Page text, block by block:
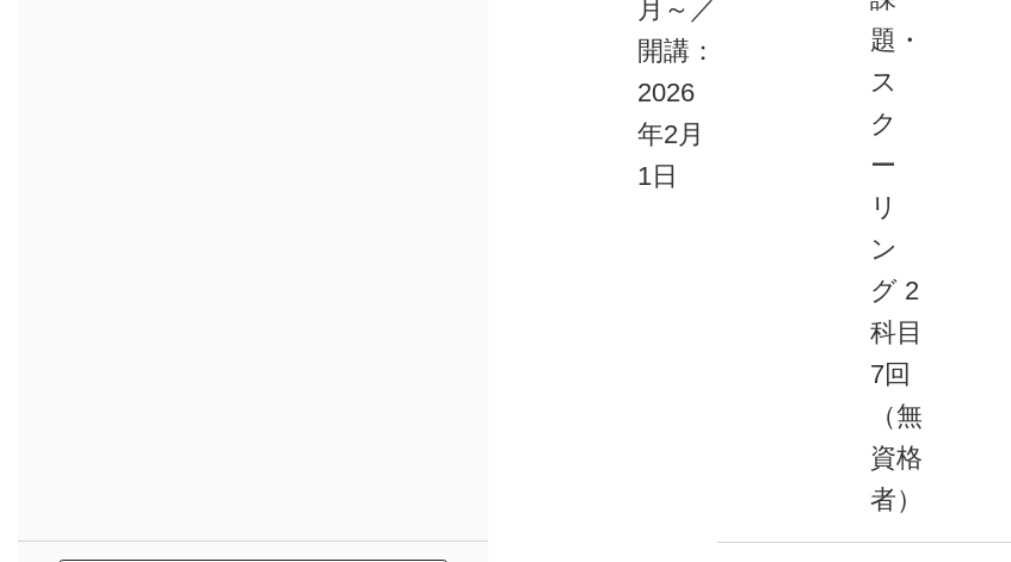
月～／
開講：
2026
年2月
1日
題・
ス
ク
ー
リ
ン
グ 2
科目
7回
（無
資格
者）